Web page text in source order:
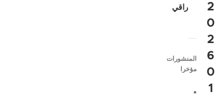
2
0
2
6
0
1
راقي
المنشورات
مؤخرا